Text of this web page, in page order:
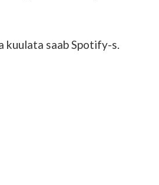
kuulata saab Spotify-s.